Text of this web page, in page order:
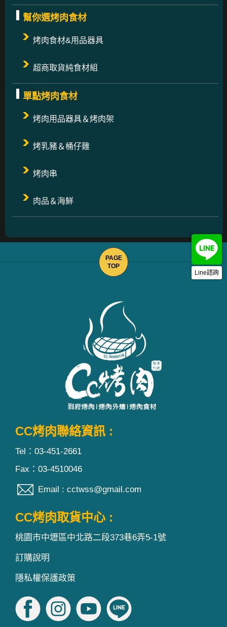
Line諮詢
幫你選烤肉食材
烤肉食材&用品器具
超商取貨純食材組
單點烤肉食材
烤肉用品器具＆烤肉架
烤乳豬＆桶仔雞
烤肉串
肉品＆海鮮
CC烤肉聯絡資訊 :
Tel：03-451-2661
Fax：03-4510046
Email : cctwss@gmail.com
CC烤肉取貨中心 :
桃園市中壢區中北路二段373巷6弄5-1號
訂購說明
隱私權保護政策